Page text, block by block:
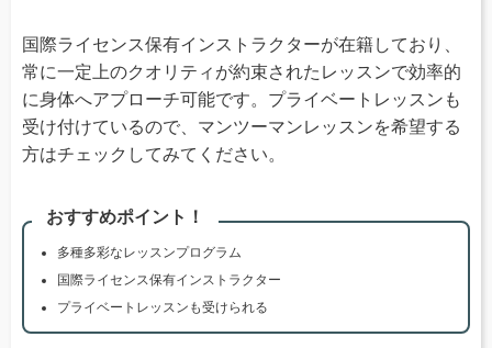
国際ライセンス保有インストラクターが在籍しており、
常に一定上のクオリティが約束されたレッスンで効率的
に身体へアプローチ可能です。プライベートレッスンも
受け付けているので、マンツーマンレッスンを希望する
方はチェックしてみてください。
おすすめポイント！
多種多彩なレッスンプログラム
国際ライセンス保有インストラクター
プライベートレッスンも受けられる